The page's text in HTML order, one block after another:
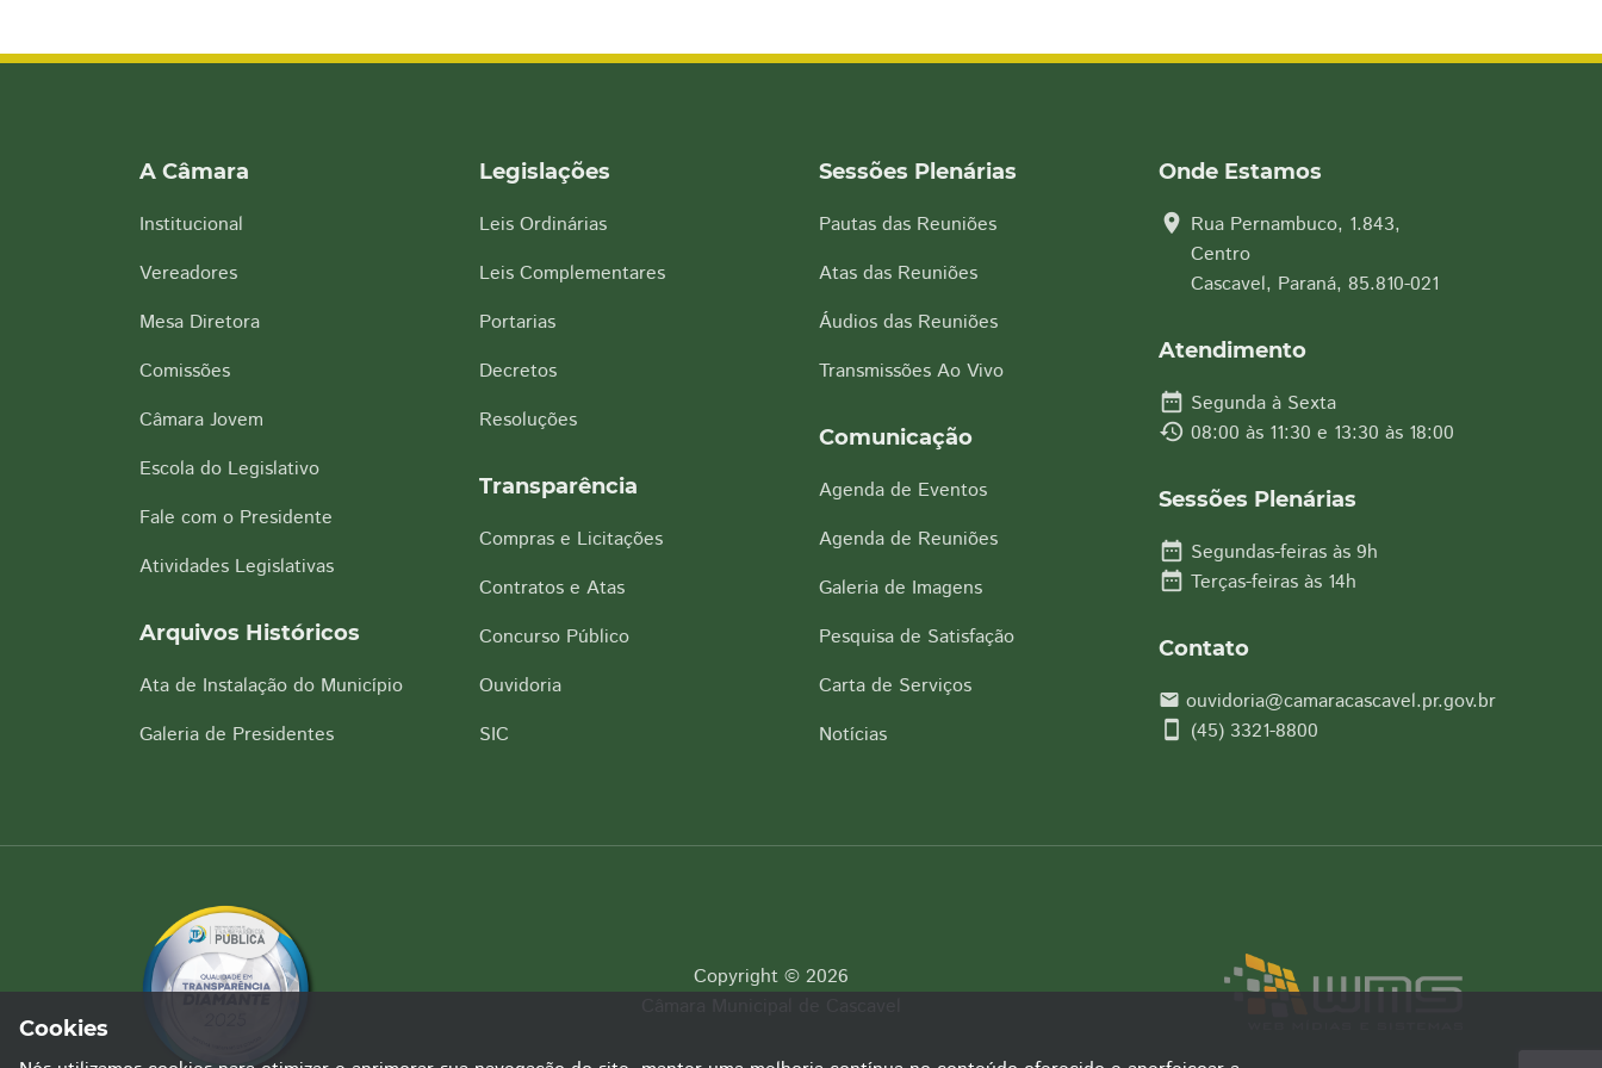
A Câmara
Institucional
Vereadores
Mesa Diretora
Comissões
Câmara Jovem
Escola do Legislativo
Fale com o Presidente
Atividades Legislativas
Arquivos Históricos
Ata de Instalação do Município
Galeria de Presidentes
Legislações
Leis Ordinárias
Leis Complementares
Portarias
Decretos
Resoluções
Transparência
Compras e Licitações
Contratos e Atas
Concurso Público
Ouvidoria
SIC
Sessões Plenárias
Pautas das Reuniões
Atas das Reuniões
Áudios das Reuniões
Transmissões Ao Vivo
Comunicação
Agenda de Eventos
Agenda de Reuniões
Galeria de Imagens
Pesquisa de Satisfação
Carta de Serviços
Notícias
Onde Estamos
location_on Rua Pernambuco, 1.843,
Centro
Cascavel, Paraná, 85.810-021
Atendimento
date_range Segunda à Sexta
history 08:00 às 11:30 e 13:30 às 18:00
Sessões Plenárias
date_range Segundas-feiras às 9h
date_range Terças-feiras às 14h
Contato
email ouvidoria@camaracascavel.pr.gov.br
smartphone (45) 3321-8800
Copyright © 2026
Cookies